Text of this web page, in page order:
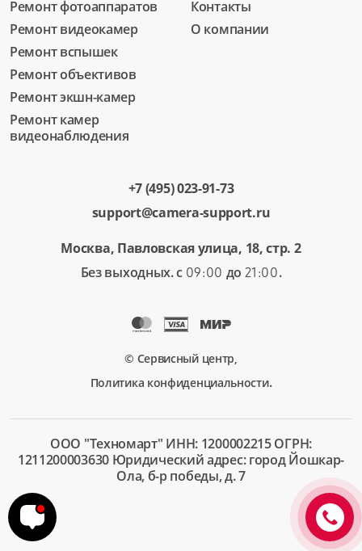
Ремонт фотоаппаратов
Ремонт видеокамер
Ремонт вспышек
Ремонт объективов
Ремонт экшн-камер
Ремонт камер
видеонаблюдения
Контакты
О компании
+7 (495) 023-91-73
support@camera-support.ru
Москва, Павловская улица, 18, стр. 2
Без выходных. с 09:00 до 21:00.
© Сервисный центр,
Политика конфиденциальности.
ООО "Техномарт" ИНН: 1200002215 ОГРН:
1211200003630 Юридический адрес: город Йошкар-
Ола, б-р победы, д. 7
+7 (495)
023-91-
73